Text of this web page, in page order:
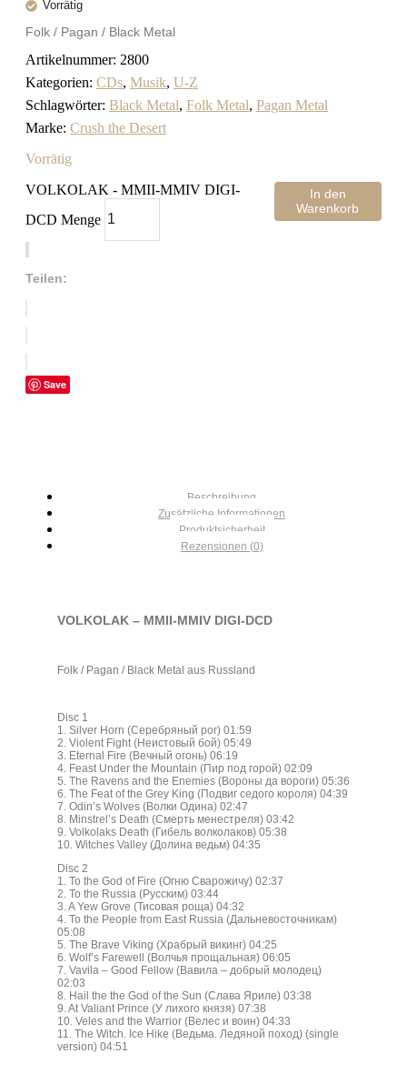
Vorrätig
Folk / Pagan / Black Metal
Artikelnummer: 2800
Kategorien: CDs, Musik, U-Z
Schlagwörter: Black Metal, Folk Metal, Pagan Metal
Marke: Crush the Desert
Vorrätig
VOLKOLAK - MMII-MMIV DIGI-
DCD Menge
In den
Warenkorb
Teilen:
Save
Beschreibung
Zusätzliche Informationen
Produktsicherheit
Rezensionen (0)
VOLKOLAK – MMII-MMIV DIGI-DCD
Folk / Pagan / Black Metal aus Russland
Disc 1
1. Silver Horn (Серебряный рог) 01:59
2. Violent Fight (Неистовый бой) 05:49
3. Eternal Fire (Вечный огонь) 06:19
4. Feast Under the Mountain (Пир под горой) 02:09
5. The Ravens and the Enemies (Вороны да вороги) 05:36
6. The Feat of the Grey King (Подвиг седого короля) 04:39
7. Odin’s Wolves (Волки Одина) 02:47
8. Minstrel’s Death (Смерть менестреля) 03:42
9. Volkolaks Death (Гибель волколаков) 05:38
10. Witches Valley (Долина ведьм) 04:35
Disc 2
1. To the God of Fire (Огню Сварожичу) 02:37
2. To the Russia (Русским) 03:44
3. A Yew Grove (Тисовая роща) 04:32
4. To the People from East Russia (Дальневосточникам)
05:08
5. The Brave Viking (Храбрый викинг) 04:25
6. Wolf’s Farewell (Волчья прощальная) 06:05
7. Vavila – Good Fellow (Вавила – добрый молодец)
02:03
8. Hail the the God of the Sun (Слава Яриле) 03:38
9. At Valiant Prince (У лихого князя) 07:38
10. Veles and the Warrior (Велес и воин) 04:33
11. The Witch. Ice Hike (Ведьма. Ледяной поход) (single
version) 04:51